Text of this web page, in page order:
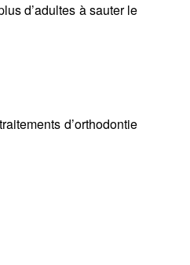
d’adultes à sauter le
d’orthodontie